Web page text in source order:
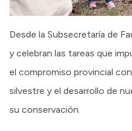
Desde la Subsecretaría de
y celebran las tareas que
el compromiso provincial
silvestre y el desarrollo de
su conservación.